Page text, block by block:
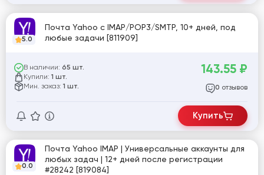
5.0
Почта Yahoo с IMAP/POP3/SMTP, 10+ дней, под
любые задачи [811909]
В наличии: 65 шт.
Купили: 1 шт.
Мин. заказ: 1 шт.
143.55 ₽
0 отзывов
Купить
0.0
Почта Yahoo IMAP | Универсальные аккаунты для
любых задач | 12+ дней после регистрации
#28242 [819084]